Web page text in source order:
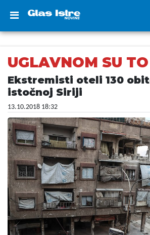
UGLAVNOM SU
Ekstremisti oteli 130
istočnoj Siriji
13.10.2018 18:32